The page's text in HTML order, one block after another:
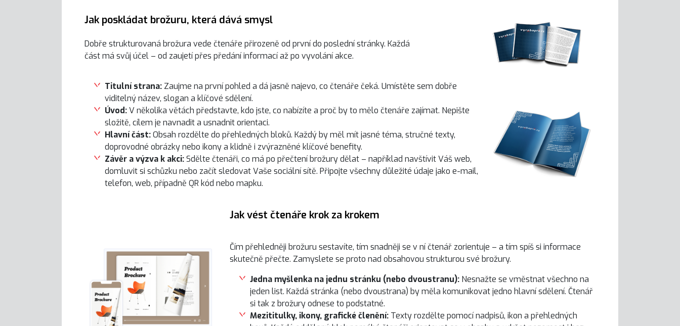
Jak poskládat brožuru, která dává smysl
Dobře strukturovaná brožura vede čtenáře přirozeně od první do poslední stránky. Každá
část má svůj účel – od zaujetí přes předání informací až po vyvolání akce.
Titulní strana: Zaujme na první pohled a dá jasně najevo, co čtenáře čeká. Umístěte sem dobře
viditelný název, slogan a klíčové sdělení.
Úvod:V několika větách představte, kdo jste, co nabízíte a proč by to mělo čtenáře zajímat. Nepište
složitě, cílem je navnadit a usnadnit orientaci.
Hlavní část:Obsah rozdělte do přehledných bloků. Každý by měl mít jasné téma, stručné texty,
doprovodné obrázky nebo ikony a klidně i zvýrazněné klíčové benefity.
Závěr a výzva k akci:Sdělte čtenáři, co má po přečtení brožury dělat – například navštívit Váš web,
domluvit si schůzku nebo začít sledovat Vaše sociální sítě. Připojte všechny důležité údaje jako e-mail,
telefon, web, případně QR kód nebo mapku.
Jak vést čtenáře krok za krokem
Čím přehledněji brožuru sestavíte, tím snadněji se v ní čtenář zorientuje – a tím spíš si informace
skutečně přečte. Zamyslete se proto nad obsahovou strukturou své brožury.
Jedna myšlenka na jednu stránku (nebo dvoustranu): Nesnažte se vměstnat všechno na
jeden list. Každá stránka (nebo dvoustrana) by měla komunikovat jedno hlavní sdělení. Čtenář
si tak z brožury odnese to podstatné.
Mezititulky, ikony, grafické členění: Texty rozdělte pomocí nadpisů, ikon a přehledných